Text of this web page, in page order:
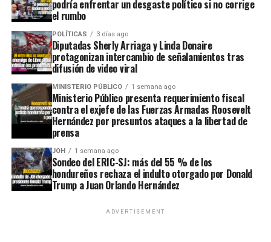
podría enfrentar un desgaste político si no corrige
el rumbo
POLÍTICAS 3 días ago
Diputadas Sherly Arriaga y Linda Donaire
protagonizan intercambio de señalamientos tras
difusión de video viral
MINISTERIO PÚBLICO 1 semana ago
Ministerio Público presenta requerimiento fiscal
contra el exjefe de las Fuerzas Armadas Roosevelt
Hernández por presuntos ataques a la libertad de
prensa
JOH 1 semana ago
Sondeo del ERIC-SJ: más del 55 % de los
hondureños rechaza el indulto otorgado por Donald
Trump a Juan Orlando Hernández
ADVERTISEMENT